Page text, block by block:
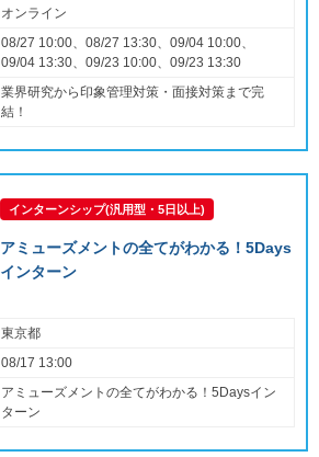
オンライン
08/27 10:00、08/27 13:30、09/04 10:00、
09/04 13:30、09/23 10:00、09/23 13:30
業界研究から印象管理対策・面接対策まで完
結！
インターンシップ(汎用型・5日以上)
アミューズメントの全てがわかる！5Days
インターン
東京都
08/17 13:00
アミューズメントの全てがわかる！5Daysイン
ターン